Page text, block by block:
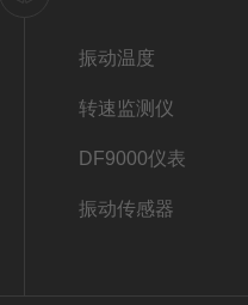
振动温度
转速监测仪
DF9000仪表
振动传感器